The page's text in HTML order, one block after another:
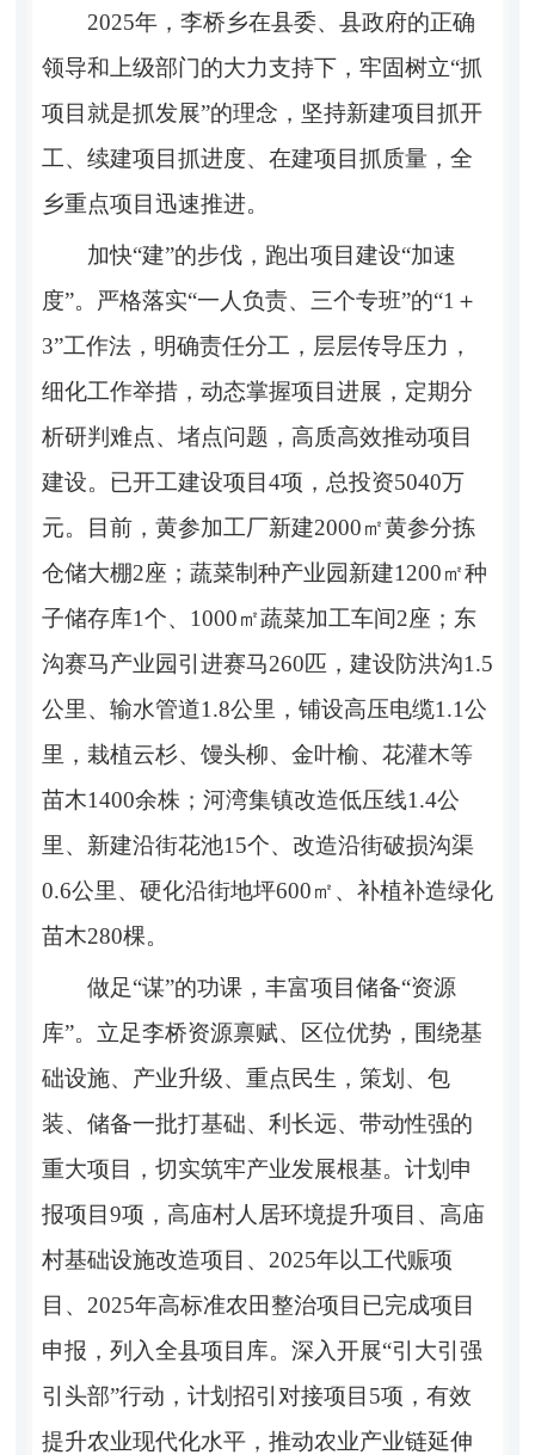
2025年，李桥乡在县委、县政府的正确
领导和上级部门的大力支持下，牢固树立“抓
项目就是抓发展”的理念， 坚持新建项目抓开
工、续建项目抓进度、在建项目抓质量 ， 全
乡重点项目迅速推进。
加快“建”的步伐，跑出项目建设“加速
度”。 严格落实“一人负责、三个专班”的“1 ＋
3”工作法，明确责任分工，层层传导压力，
细化工作举措，动态掌握项目进展，定期分
析研判难点、堵点问题，高质高效推动项目
建设。 已开工建设项目4项，总投资5040万
元。 目前，黄参加工厂新建2000㎡黄参分拣
仓储大棚2座；蔬菜制种产业园新建1200㎡种
子储存库1个、 1000㎡蔬菜加工车间2座；东
沟赛马产业园引进赛马260匹，建设防洪沟1.5
公里、输水管道1.8公里，铺设高压电缆1.1公
里， 栽植云杉、馒头柳、金叶榆、花灌木等
苗木1400余株；河湾集镇改造低压线1.4公
里、新建沿街花池15个、改造沿街破损沟渠
0.6公里、硬化沿街地坪600㎡、 补植补造绿化
苗木280棵。
做足“谋”的功课，丰富项目储备“资源
库”。 立足李桥资源禀赋、区位优势，围绕基
础设施、产业升级、重点民生，策划、包
装、储备一批打基础、利长远、带动性强的
重大项目，切实筑牢产业发展根基。 计划申
报项目9项，高庙村人居环境提升项目、高庙
村基础设施改造项目、 2025年以工代赈项
目、 2025年高标准农田整治项目 已完成项目
申报，列入全县项目库。 深入开展“引大引强
引头部”行动 ，计划招引对接项目 5项， 有效
提升农业现代化水平，推动农业产业链延伸